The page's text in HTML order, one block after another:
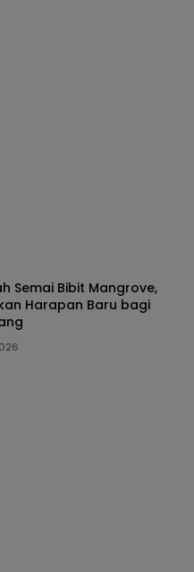
Semai Bibit Mangrove,
Harapan Baru bagi